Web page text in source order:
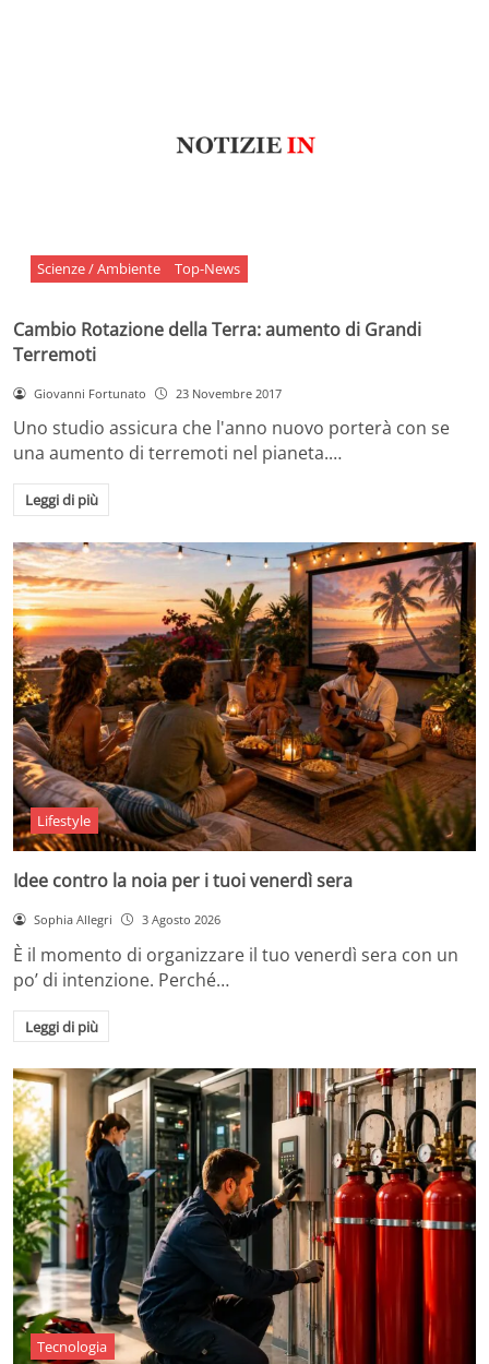
Scienze / Ambiente Top-News
Cambio Rotazione della Terra: aumento di Grandi
Terremoti
Giovanni Fortunato 23 Novembre 2017
Uno studio assicura che l'anno nuovo porterà con se
una aumento di terremoti nel pianeta.…
Leggi di più
Lifestyle
Idee contro la noia per i tuoi venerdì sera
Sophia Allegri 3 Agosto 2026
È il momento di organizzare il tuo venerdì sera con un
po’ di intenzione. Perché…
Leggi di più
Tecnologia